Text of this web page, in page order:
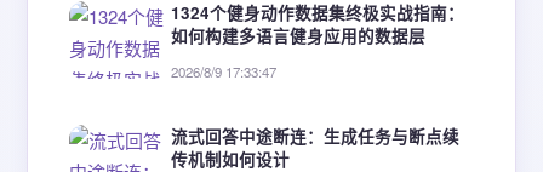
1324个健身动作数据集终极实战指南：
如何构建多语言健身应用的数据层
2026/8/9 17:33:47
流式回答中途断连：生成任务与断点续
传机制如何设计